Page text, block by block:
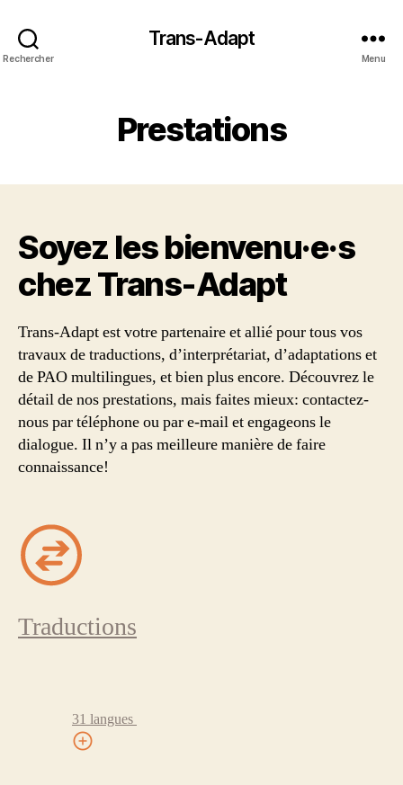
Rechercher
Trans-Adapt
Menu
Prestations
Soyez les bienvenu·e·s
chez Trans‑Adapt
Trans-Adapt est votre partenaire et allié pour tous vos
travaux de traductions, d’interprétariat, d’adaptations et
de PAO multilingues, et bien plus encore. Découvrez le
détail de nos prestations, mais faites mieux: contactez-
nous par téléphone ou par e-mail et engageons le
dialogue. Il n’y a pas meilleure manière de faire
connaissance!
Traductions
31 langues